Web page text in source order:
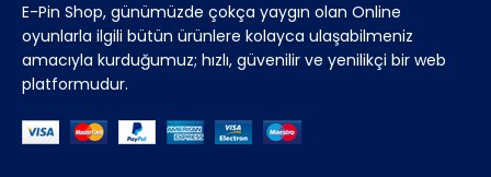
E-Pin Shop, günümüzde çokça yaygın olan Online
oyunlarla ilgili bütün ürünlere kolayca ulaşabilmeniz
amacıyla kurduğumuz; hızlı, güvenilir ve yenilikçi bir web
platformudur.